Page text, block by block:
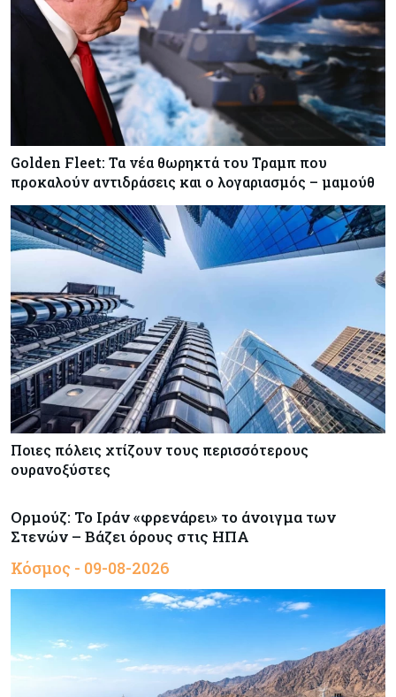
Golden Fleet: Τα νέα θωρηκτά του Τραμπ που
προκαλούν αντιδράσεις και ο λογαριασμός – μαμούθ
Ποιες πόλεις χτίζουν τους περισσότερους
ουρανοξύστες
Ορμούζ: Το Ιράν «φρενάρει» το άνοιγμα των
Στενών – Βάζει όρους στις ΗΠΑ
Κόσμος - 09-08-2026